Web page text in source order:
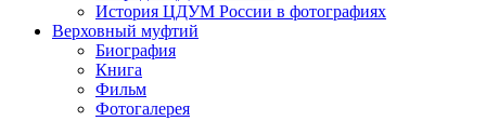
История ЦДУМ России в фотографиях
Верховный муфтий
Биография
Книга
Фильм
Фотогалерея